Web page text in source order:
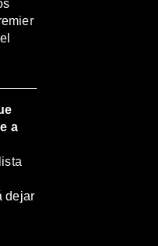
a
dejar